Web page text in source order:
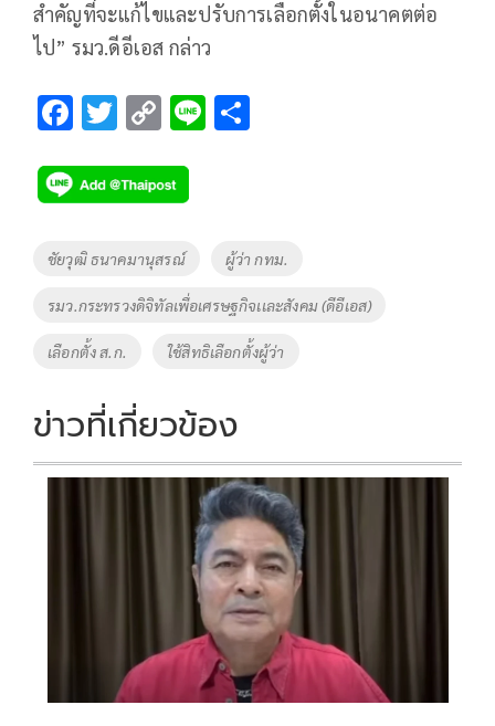
สำคัญที่จะแก้ไขและปรับการเลือกตั้งในอนาคต​ต่อ
ไป” รมว.ดีอีเอส กล่าว
F
e
b
o
k
T
tt
er
C
p
y
Li
n
k
Li
Tags
ชัยวุฒิ ธนาคมานุสรณ์ ผู้ว่า กทม.
รมว.กระทรวงดิจิทัลเพื่อเศรษฐกิจเเละสังคม (ดีอีเอส)
เลือกตั้ง ส.ก. ใช้สิทธิเลือกตั้งผู้ว่า
ข่าวที่เกี่ยวข้อง